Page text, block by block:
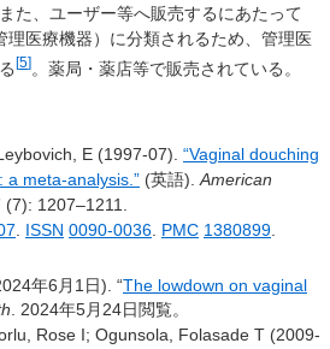
た、ユーザー等へ販売するにあたって
理医療機器）に分類されるため、管理医
[5] 。薬局・薬店等で販売されている。
E (1997-07). “Vaginal douching
a meta-analysis.” (英語). American
(7): 1207–1211.
ISSN 0090-0036 PMC 1380899
年6月1日). “The lowdown on vaginal
. 2024年5月24日閲覧。
Rose I; Ogunsola, Folasade T (2009-